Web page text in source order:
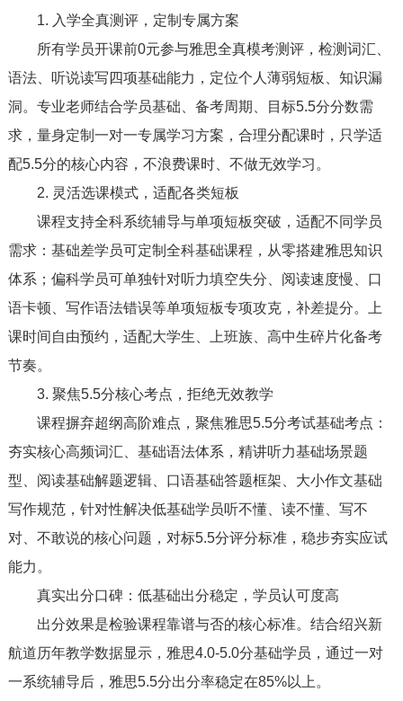
1. 入学全真测评，定制专属方案
所有学员开课前0元参与雅思全真模考测评，检测词汇、
语法、听说读写四项基础能力，定位个人薄弱短板、知识漏
洞。专业老师结合学员基础、备考周期、目标5.5分分数需
求，量身定制一对一专属学习方案，合理分配课时，只学适
配5.5分的核心内容，不浪费课时、不做无效学习。
2. 灵活选课模式，适配各类短板
课程支持全科系统辅导与单项短板突破，适配不同学员
需求：基础差学员可定制全科基础课程，从零搭建雅思知识
体系；偏科学员可单独针对听力填空失分、阅读速度慢、口
语卡顿、写作语法错误等单项短板专项攻克，补差提分。上
课时间自由预约，适配大学生、上班族、高中生碎片化备考
节奏。
3. 聚焦5.5分核心考点，拒绝无效教学
课程摒弃超纲高阶难点，聚焦雅思5.5分考试基础考点：
夯实核心高频词汇、基础语法体系，精讲听力基础场景题
型、阅读基础解题逻辑、口语基础答题框架、大小作文基础
写作规范，针对性解决低基础学员听不懂、读不懂、写不
对、不敢说的核心问题，对标5.5分评分标准，稳步夯实应试
能力。
真实出分口碑：低基础出分稳定，学员认可度高
出分效果是检验课程靠谱与否的核心标准。结合绍兴新
航道历年教学数据显示，雅思4.0-5.0分基础学员，通过一对
一系统辅导后，雅思5.5分出分率稳定在85%以上。